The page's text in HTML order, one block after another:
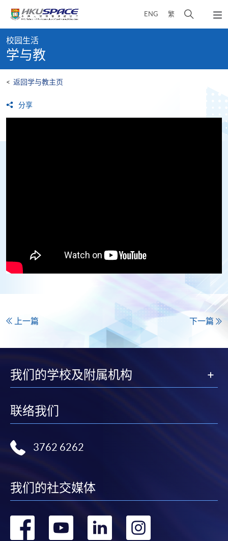
content
ENG 繁
开
弹
出
content
start
校园生活
学与教
< 返回学与教主页
分享
上一篇 下一篇
我们的学校及附属机构
联络我们
3762 6262
我们的社交媒体
转 转 转 转